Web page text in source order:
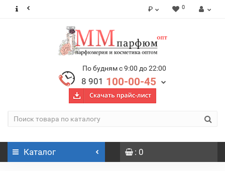
₽ 0
По будням с 9:00 до 22:00
8 901 100-00-45
Каталог : 0